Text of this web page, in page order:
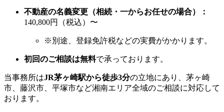
不動産の名義変更（相続・一からお任せの場合）：
140,800円（税込）〜
※別途、登録免許税などの実費がかかります。
初回のご相談は無料で承っております。
当事務所はJR茅ヶ崎駅から徒歩3分の立地にあり、茅ヶ崎
市、藤沢市、平塚市など湘南エリア全域のご相談に対応して
おります。